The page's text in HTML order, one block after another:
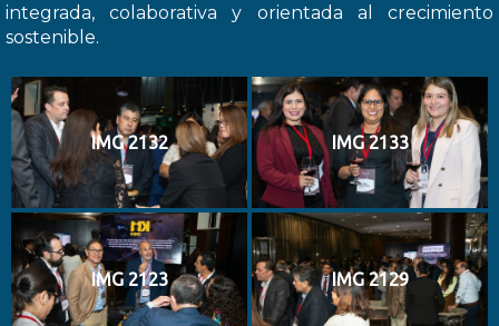
integrada, colaborativa y orientada al crecimiento
sostenible.
IMG 2132 IMG 2133
IMG 2123 IMG 2129